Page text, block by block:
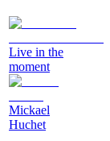
Live in the
moment
Mickael
Huchet